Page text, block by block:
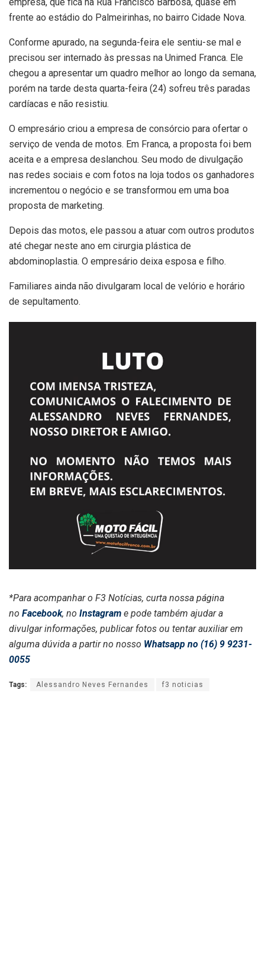
frente ao estádio do Palmeirinhas, no bairro Cidade Nova.
Conforme apurado, na segunda-feira ele sentiu-se mal e
precisou ser internado às pressas na Unimed Franca. Ele
chegou a apresentar um quadro melhor ao longo da semana,
porém na tarde desta quarta-feira (24) sofreu três paradas
cardíacas e não resistiu.
O empresário criou a empresa de consórcio para ofertar o
serviço de venda de motos. Em Franca, a proposta foi bem
aceita e a empresa deslanchou. Seu modo de divulgação
nas redes sociais e com fotos na loja todos os ganhadores
incrementou o negócio e se transformou em uma boa
proposta de marketing.
Depois das motos, ele passou a atuar com outros produtos
até chegar neste ano em cirurgia plástica de
abdominoplastia. O empresário deixa esposa e filho.
Familiares ainda não divulgaram local de velório e horário
de sepultamento.
*Para acompanhar o F3 Notícias, curta nossa página
no Facebook, no Instagram e pode também ajudar a
divulgar informações, publicar fotos ou tentar auxiliar em
alguma dúvida a partir no nosso Whatsapp no (16) 9 9231-
0055
Tags: Alessandro Neves Fernandes f3 noticias